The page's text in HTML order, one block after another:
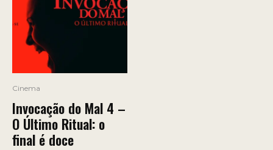
Cinema
Invocação do Mal 4 –
O Último Ritual: o
final é doce